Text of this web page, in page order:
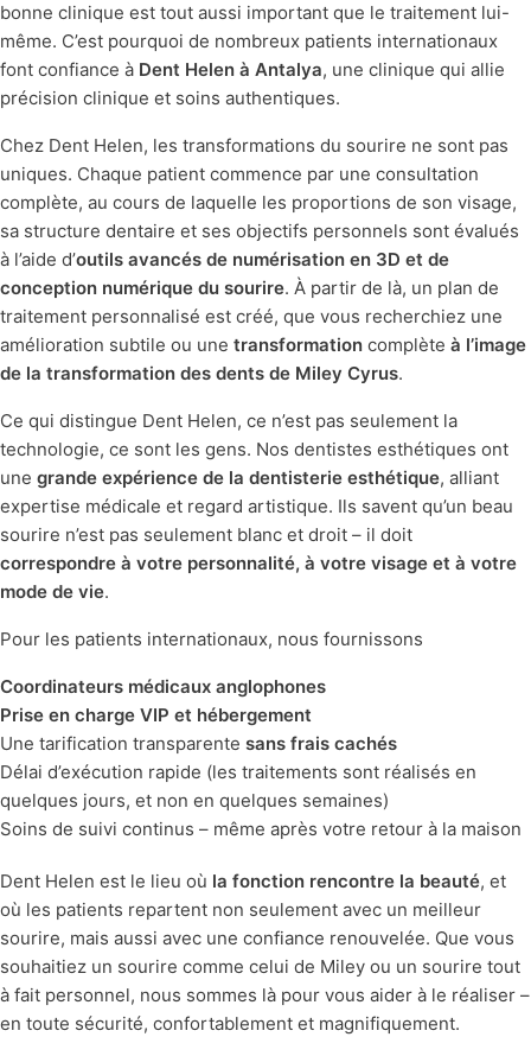
bonne clinique est tout aussi important que le traitement lui-
même. C’est pourquoi de nombreux patients internationaux
font confiance à Dent Helen à Antalya, une clinique qui allie
précision clinique et soins authentiques.
Chez Dent Helen, les transformations du sourire ne sont pas
uniques. Chaque patient commence par une consultation
complète, au cours de laquelle les proportions de son visage,
sa structure dentaire et ses objectifs personnels sont évalués
à l’aide d’outils avancés de numérisation en 3D et de
conception numérique du sourire. À partir de là, un plan de
traitement personnalisé est créé, que vous recherchiez une
amélioration subtile ou une transformation complète à l’image
de la transformation des dents de Miley Cyrus.
Ce qui distingue Dent Helen, ce n’est pas seulement la
technologie, ce sont les gens. Nos dentistes esthétiques ont
une grande expérience de la dentisterie esthétique, alliant
expertise médicale et regard artistique. Ils savent qu’un beau
sourire n’est pas seulement blanc et droit – il doit
correspondre à votre personnalité, à votre visage et à votre
mode de vie.
Pour les patients internationaux, nous fournissons
Coordinateurs médicaux anglophones
Prise en charge VIP et hébergement
Une tarification transparente sans frais cachés
Délai d’exécution rapide (les traitements sont réalisés en
quelques jours, et non en quelques semaines)
Soins de suivi continus – même après votre retour à la maison
Dent Helen est le lieu où la fonction rencontre la beauté, et
où les patients repartent non seulement avec un meilleur
sourire, mais aussi avec une confiance renouvelée. Que vous
souhaitiez un sourire comme celui de Miley ou un sourire tout
à fait personnel, nous sommes là pour vous aider à le réaliser –
en toute sécurité, confortablement et magnifiquement.